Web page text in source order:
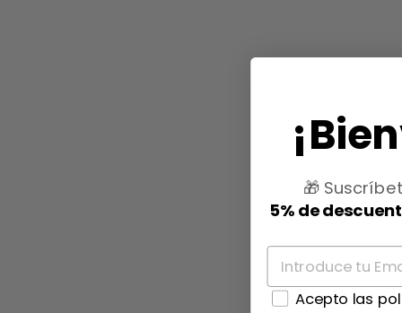
🎁
5% de
Acepto las